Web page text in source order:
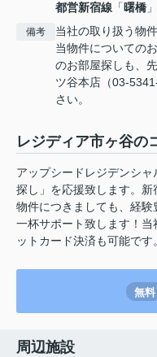
都営新宿線 「曙橋
備考
当社の取り扱う物
当物件についての
のお部屋探しも、
ツ谷本店（03-
さい。
レジディア市ヶ谷の
アップシードレジデンシ
探し」を応援致します。
物件につきましても、経
一杯サポート致します！
ットカード決済も可能です。
無料
周辺施設